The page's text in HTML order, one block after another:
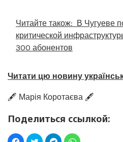
Читайте також: В Чугуеве
критической
300 абонентов
Читати цю новину
🖋️ Марія Коротаєва 🖋️
Поделиться ссылкой: